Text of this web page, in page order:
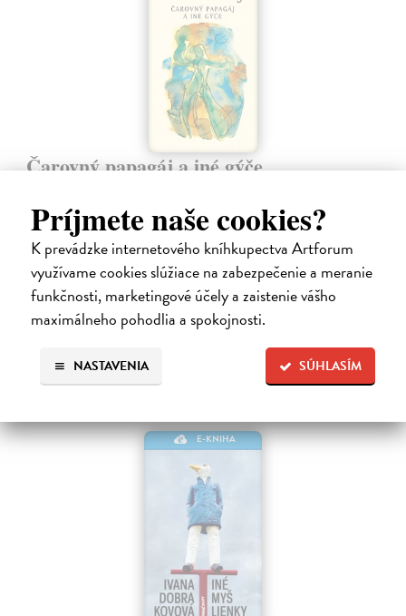
Príjmete naše cookies?
K prevádzke internetového kníhkupectva Artforum
využívame cookies slúžiace na zabezpečenie a meranie
funkčnosti, marketingové účely a zaistenie vášho
maximálneho pohodlia a spokojnosti.
SÚHLASÍM
NASTAVENIA
Čarovný papagáj a iné gýče
Čarovný papagáj a iné gýče je zbierka ôsmich poviedok. Okrem
typických autorových textov sú súčasťou zbierky aj iné zvláštne
poviedky.
Na stiahnutie ako EPUB MOBIa PDF
10,49 €
E-KNIHA